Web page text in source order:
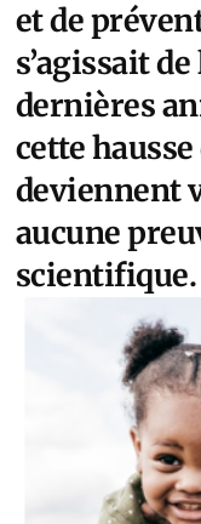
et de
s’agissait
dernières
cette
deviennent
aucune
scientifique.